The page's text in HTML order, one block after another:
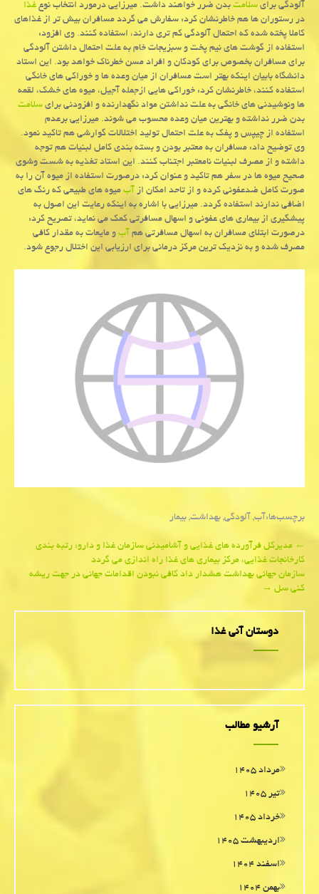
آلودگی برایسلامتبدن ضرر خواهند داشت. میرزایی درمورد انتخاب نوعغذا
در رستوران ها هم خاطرنشان كرد: سفارش می گردد مسافران بیش تر از غذاهای
كاملا پخته شده كه احتمال آلودگی كم تری دارند، استفاده كنند. وی افزود:
استفاده از گوشت های نیم پخت و سبزیجات خام به علت احتمال داشتن آلودگی
برای مسافران بخصوص برای كودكان و افراد مسن خطرناك خواهد بود. این استاد
دانشگاه بابیان اینكه بهتر است مسافران از میان وعده ها و خوراكی های خانگی
استفاده كنند، خاطرنشان كرد: خوراكی هایی ازجمله آجیل، میوه های خشك، لقمه
ها ونوشیدنی های خانگی به علت نداشتن مواد نگهدارنده و افزودنی برایسلامت
بدن ضرر نداشته و بهترین میان وعده محسوب می شوند. میرزایی برعدم
استفاده از چیپس و پفك به علت احتمال تولید اختلالات گوارشی هم تاكید نمود.
وی توضیح داد: مسافران به معتبر بودن و بسته بندی كامل لبنیات هم توجه
داشته و از مصرف لبنیات نامعتبر اجتناب كنند. این استاد تغذیه به شست وشوی
صحیح میوه ها در سفر هم تاكید و عنوان كرد: درصورت استفاده از میوه آن را به
صورت كامل ضدعفونی كرده و از تاحد امكان ازآبمیوه های طبیعی كه رنگ های
اضافی ندارند استفاده گردد. میرزایی با اشاره به اینكه رعایت این اصول به
پیشگیری از بیماری های عفونی و اسهال مسافرتی كمك می نماید، تصریح كرد:
درصورت ابتلای مسافران به اسهال مسافرتی همآبو مایعات به مقدار كافی
مصرف شده و به نزدیك ترین مركز درمانی برای ارزیابی این اختلال رجوع شود.
برچسب‌ها:آب,آلودگی,بهداشت,بیمار
Post
navigation
←مدیركل فرآورده های غذایی و آشامیدنی سازمان غذا و دارو؛ رتبه بندی
كارخانجات غذایی، مركز بیماری های غذا راه اندازی می گردد
سازمان جهانی بهداشت هشدار داد كافی نبودن اقدامات جهانی در جهت ریشه
كنی سل→
دوستان آنی غذا
آرشیو مطالب
مرداد ۱۴۰۵
تیر ۱۴۰۵
خرداد ۱۴۰۵
اردیبهشت ۱۴۰۵
اسفند ۱۴۰۴
بهمن ۱۴۰۴